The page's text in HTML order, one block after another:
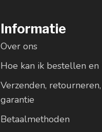
Informatie
Over ons
Hoe kan ik bestellen en
Verzenden,
garantie
Betaalmethoden